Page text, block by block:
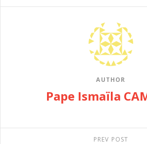
AUTHOR
Pape Ismaïla
PREV POST